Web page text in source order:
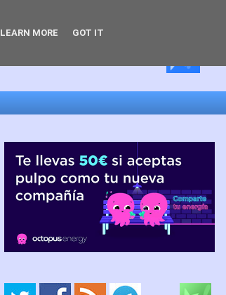
LEARN MORE GOT IT